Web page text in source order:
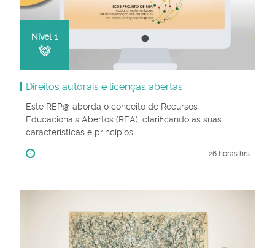
Nível1
Direitos autorais e licenças abertas
Este REP@ aborda o conceito de Recursos
Educacionais Abertos (REA), clarificando as suas
características e princípios...
26 horas hrs